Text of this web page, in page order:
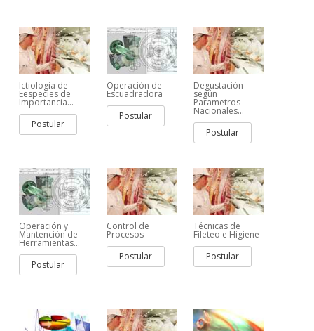
Ictiologia de
Eespecies de
Importancia...
Postular
Operación de
Escuadradora
Postular
Degustación
según
Parametros
Nacionales...
Postular
Operación y
Mantención de
Herramientas...
Postular
Control de
Procesos
Postular
Técnicas de
Fileteo e Higiene
Postular